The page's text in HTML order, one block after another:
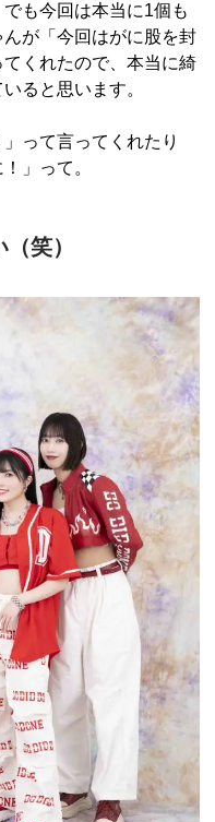
も今回は本当に1個も
が「今回はがに股を封
くれたので、本当に綺
ると思います。
って言ってくれたり
」って。
笑）